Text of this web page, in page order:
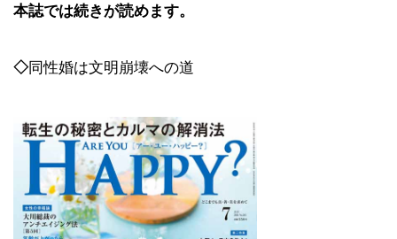
本誌では続きが読めます。
◇同性婚は文明崩壊への道